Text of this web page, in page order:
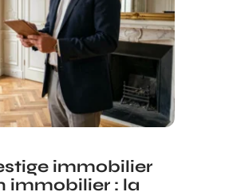
immobilier
immobilier : la